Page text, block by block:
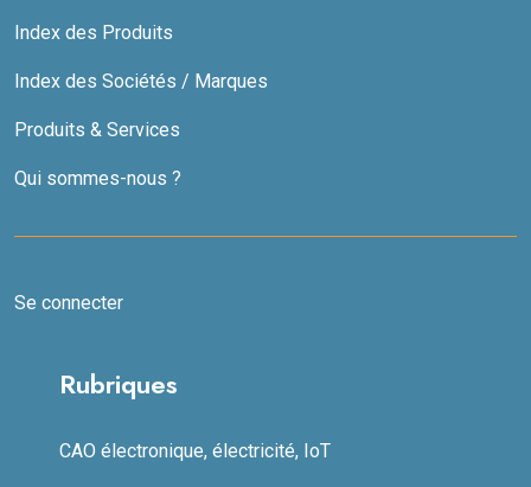
Index des Produits
Index des Sociétés / Marques
Produits & Services
Qui sommes-nous ?
Se connecter
Rubriques
CAO électronique, électricité, IoT